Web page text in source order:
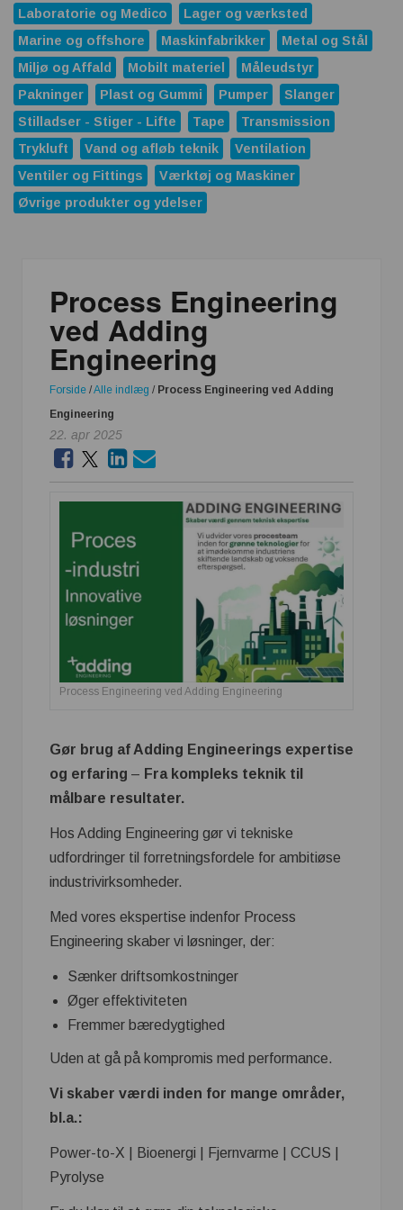
Laboratorie og Medico
Lager og værksted
Marine og offshore
Maskinfabrikker
Metal og Stål
Miljø og Affald
Mobilt materiel
Måleudstyr
Pakninger
Plast og Gummi Pumper
Slanger
Stilladser - Stiger - Lifte
Tape
Transmission
Trykluft
Vand og afløb teknik
Ventilation
Ventiler og Fittings
Værktøj og Maskiner
Øvrige produkter og ydelser
Process Engineering
ved Adding
Engineering
Forside /Alle indlæg / Process Engineering ved Adding
Engineering
22. apr 2025
Process Engineering ved Adding Engineering
Gør brug af Adding Engineerings expertise
og erfaring – Fra kompleks teknik til
målbare resultater.
Hos Adding Engineering gør vi tekniske
udfordringer til forretningsfordele for ambitiøse
industrivirksomheder.
Med vores ekspertise indenfor Process
Engineering skaber vi løsninger, der:
Sænker driftsomkostninger
Øger effektiviteten
Fremmer bæredygtighed
Uden at gå på kompromis med performance.
Vi skaber værdi inden for mange områder,
bl.a.:
Power-to-X | Bioenergi | Fjernvarme | CCUS |
Pyrolyse